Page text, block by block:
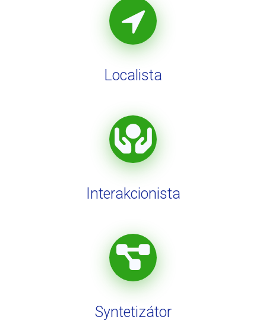
Localista
Interakcionista
Syntetizátor